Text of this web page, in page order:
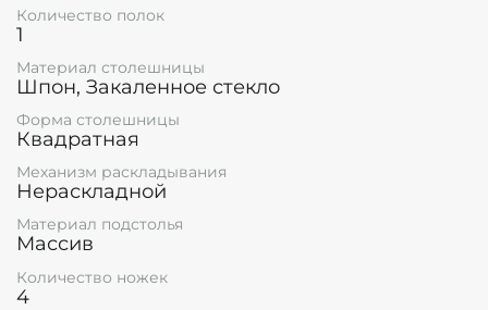
Количество полок
1
Материал столешницы
Шпон, Закаленное стекло
Форма столешницы
Квадратная
Механизм раскладывания
Нераскладной
Материал подстолья
Массив
Количество ножек
4